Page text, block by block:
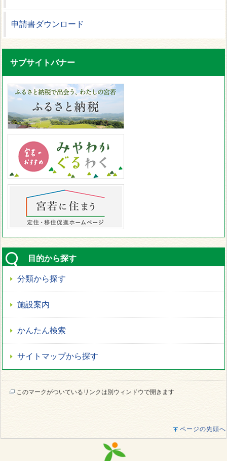
申請書ダウンロード
サブサイトバナー
目的から探す
分類から探す
施設案内
かんたん検索
サイトマップから探す
このマークがついているリンクは別ウィンドウで開きます
ページの先頭へ